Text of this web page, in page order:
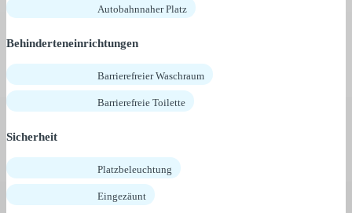
Autobahnnaher Platz
Behinderteneinrichtungen
Barrierefreier Waschraum
Barrierefreie Toilette
Sicherheit
Platzbeleuchtung
Eingezäunt